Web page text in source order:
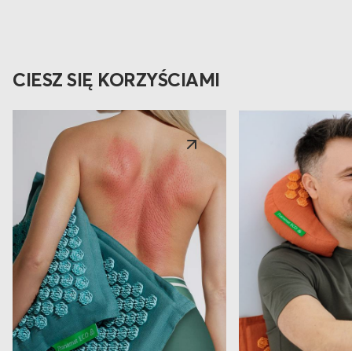
CIESZ SIĘ KORZYŚCIAMI